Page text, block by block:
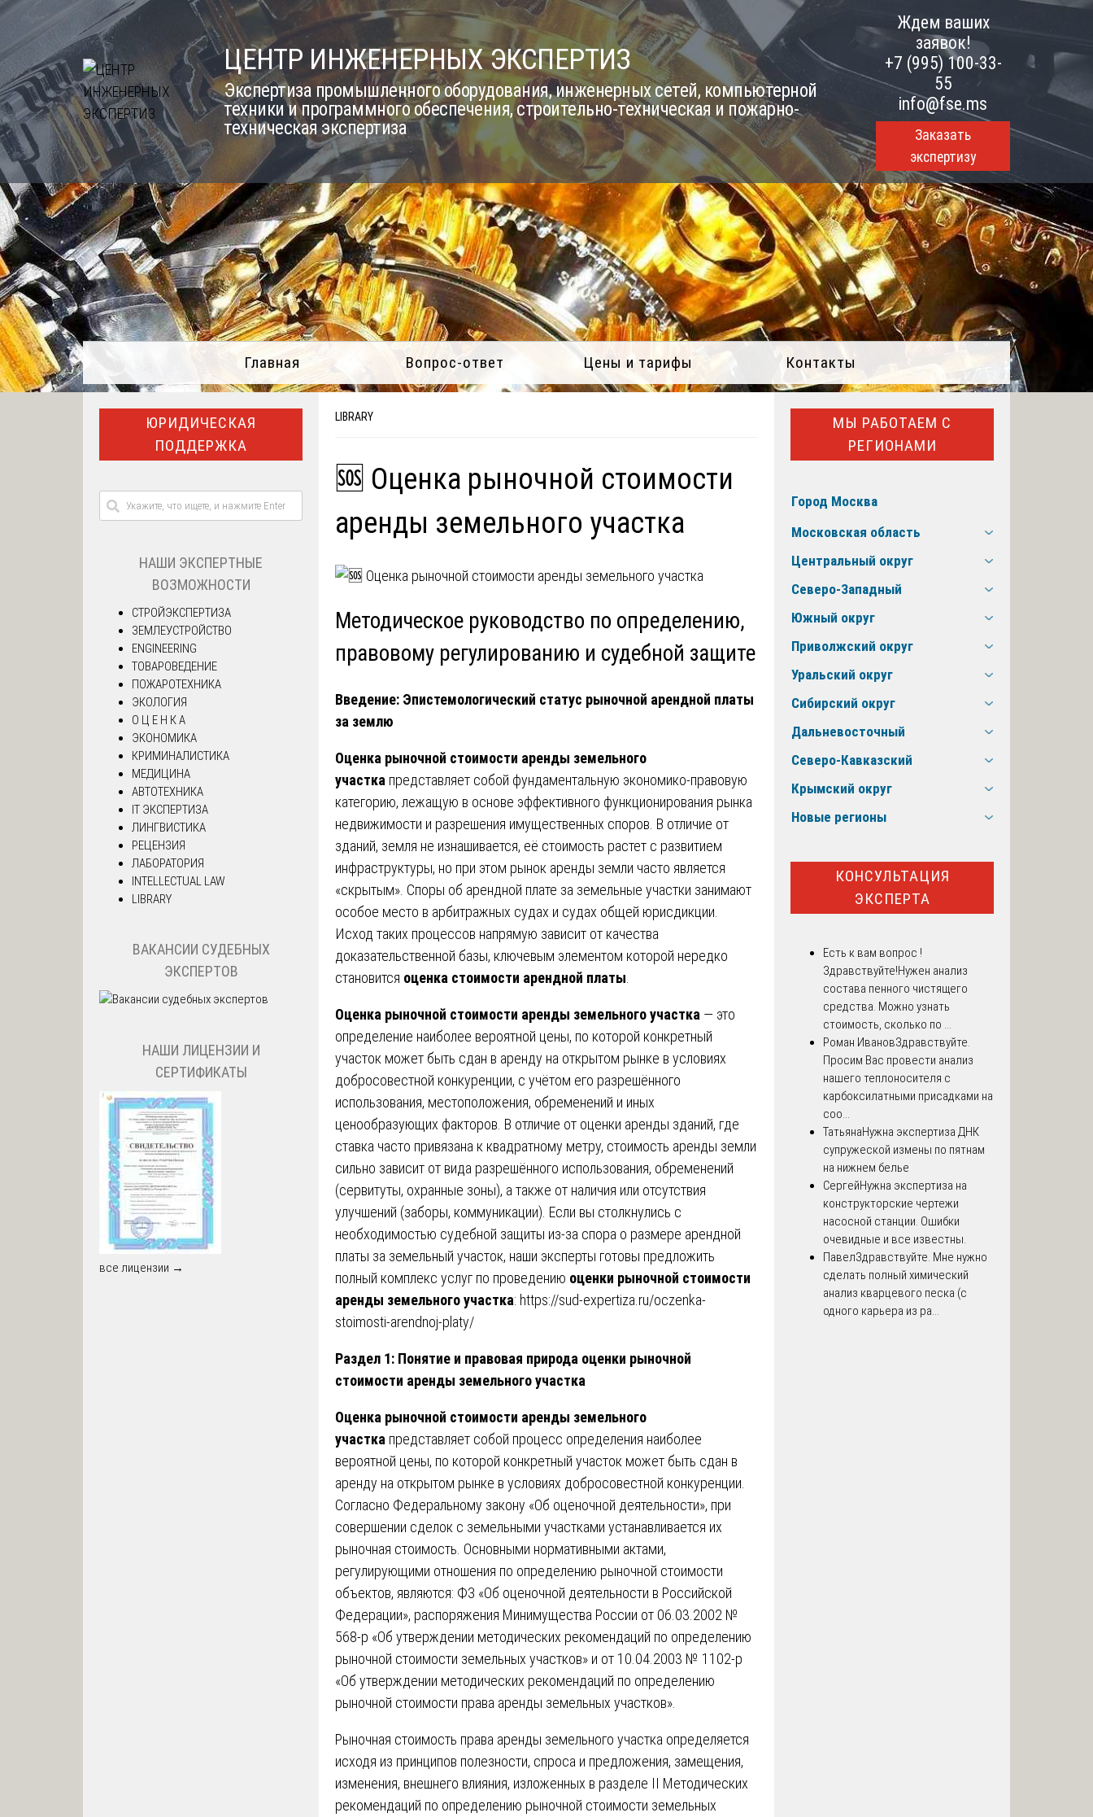
Skip
content
ЦЕНТР ИНЖЕНЕРНЫХ ЭКСПЕРТИЗ
Экспертиза промышленного оборудования, инженерных сетей, компьютерной
техники и программного обеспечения, строительно-техническая и пожарно-
техническая экспертиза
Ждем ваших
заявок!
+7 (995) 100-33-
55
info@fse.ms
Заказать
экспертизу
Главная Вопрос-ответ Цены и тарифы Контакты
LIBRARY
🆘 Оценка рыночной стоимости
аренды земельного участка
Методическое руководство по определению,
правовому регулированию и судебной защите
Введение: Эпистемологический статус рыночной арендной платы
за землю
Оценка рыночной стоимости аренды земельного
участка представляет собой фундаментальную экономико-правовую
категорию, лежащую в основе эффективного функционирования рынка
недвижимости и разрешения имущественных споров. В отличие от
зданий, земля не изнашивается, её стоимость растет с развитием
инфраструктуры, но при этом рынок аренды земли часто является
«скрытым». Споры об арендной плате за земельные участки занимают
особое место в арбитражных судах и судах общей юрисдикции.
Исход таких процессов напрямую зависит от качества
доказательственной базы, ключевым элементом которой нередко
становится оценка стоимости арендной платы
Оценка рыночной стоимости аренды земельного участка — это
определение наиболее вероятной цены, по которой конкретный
участок может быть сдан в аренду на открытом рынке в условиях
добросовестной конкуренции, с учётом его разрешённого
использования, местоположения, обременений и иных
ценообразующих факторов. В отличие от оценки аренды зданий, где
ставка часто привязана к квадратному метру, стоимость аренды земли
сильно зависит от вида разрешённого использования, обременений
(сервитуты, охранные зоны), а также от наличия или отсутствия
улучшений (заборы, коммуникации). Если вы столкнулись с
необходимостью судебной защиты из-за спора о размере арендной
платы за земельный участок, наши эксперты готовы предложить
полный комплекс услуг по проведению оценки рыночной стоимости
аренды земельного участка: https://sud-expertiza.ru/oczenka-
stoimosti-arendnoj-platy/
Раздел 1: Понятие и правовая природа оценки рыночной
стоимости аренды земельного участка
Оценка рыночной стоимости аренды земельного
участка представляет собой процесс определения наиболее
вероятной цены, по которой конкретный участок может быть сдан в
аренду на открытом рынке в условиях добросовестной конкуренции.
Согласно Федеральному закону «Об оценочной деятельности», при
совершении сделок с земельными участками устанавливается их
рыночная стоимость. Основными нормативными актами,
регулирующими отношения по определению рыночной стоимости
объектов, являются: ФЗ «Об оценочной деятельности в Российской
Федерации», распоряжения Минимущества России от 06.03.2002 №
568-р «Об утверждении методических рекомендаций по определению
рыночной стоимости земельных участков» и от 10.04.2003 № 1102-р
«Об утверждении методических рекомендаций по определению
рыночной стоимости права аренды земельных участков».
Рыночная стоимость права аренды земельного участка определяется
исходя из принципов полезности, спроса и предложения, замещения,
изменения, внешнего влияния, изложенных в разделе II Методических
рекомендаций по определению рыночной стоимости земельных
ЮРИДИЧЕСКАЯ
ПОДДЕРЖКА
НАШИ ЭКСПЕРТНЫЕ
ВОЗМОЖНОСТИ
СТРОЙЭКСПЕРТИЗА
ЗЕМЛЕУСТРОЙСТВО
ENGINEERING
ТОВАРОВЕДЕНИЕ
ПОЖАРОТЕХНИКА
ЭКОЛОГИЯ
О Ц Е Н К А
ЭКОНОМИКА
КРИМИНАЛИСТИКА
МЕДИЦИНА
АВТОТЕХНИКА
IT ЭКСПЕРТИЗА
ЛИНГВИСТИКА
РЕЦЕНЗИЯ
ЛАБОРАТОРИЯ
INTELLECTUAL LAW
LIBRARY
ВАКАНСИИ СУДЕБНЫХ
ЭКСПЕРТОВ
НАШИ ЛИЦЕНЗИИ И
СЕРТИФИКАТЫ
все лицензии →
МЫ РАБОТАЕМ С
РЕГИОНАМИ
Город Москва
Московская область
Центральный округ
Северо-Западный
Южный округ
Приволжский округ
Уральский округ
Сибирский округ
Дальневосточный
Северо-Кавказский
Крымский округ
Новые регионы
КОНСУЛЬТАЦИЯ
ЭКСПЕРТА
Есть к вам вопрос !
Здравствуйте!Нужен анализ
состава пенного чистящего
средства. Можно узнать
стоимость, сколько по ...
Роман ИвановЗдравствуйте.
Просим Вас провести анализ
нашего теплоносителя с
карбоксилатными присадками на
соо...
ТатьянаНужна экспертиза ДНК
супружеской измены по пятнам
на нижнем белье
СергейНужна экспертиза на
конструкторские чертежи
насосной станции. Ошибки
очевидные и все известны.
ПавелЗдравствуйте. Мне нужно
сделать полный химический
анализ кварцевого песка (с
одного карьера из ра...